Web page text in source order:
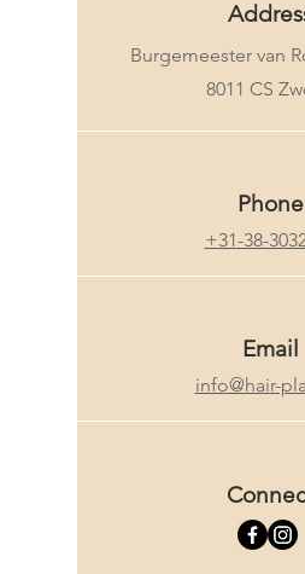
Burgemeester van
8011 CS
Phone
+31-38-
Email
info@hair-